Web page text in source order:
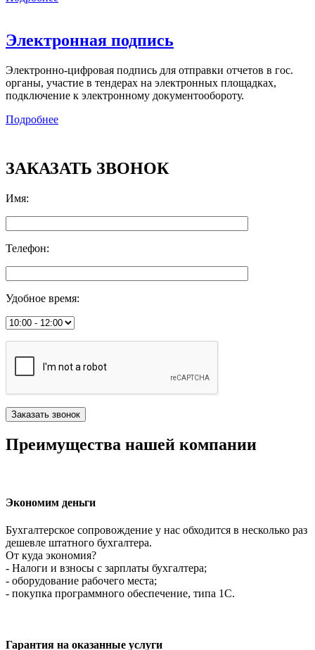
Электронная подпись
Электронно-цифровая подпись для отправки отчетов в гос.
органы, участие в тендерах на электронных площадках,
подключение к электронному документообороту.
Подробнее
ЗАКАЗАТЬ ЗВОНОК
Имя:
Телефон:
Удобное время:
Преимущества нашей компании
Экономим деньги
Бухгалтерское сопровождение у нас обходится в несколько раз
дешевле штатного бухгалтера.
От куда экономия?
- Налоги и взносы с зарплаты бухгалтера;
- оборудование рабочего места;
- покупка программного обеспечение, типа 1С.
Гарантия на оказанные услуги